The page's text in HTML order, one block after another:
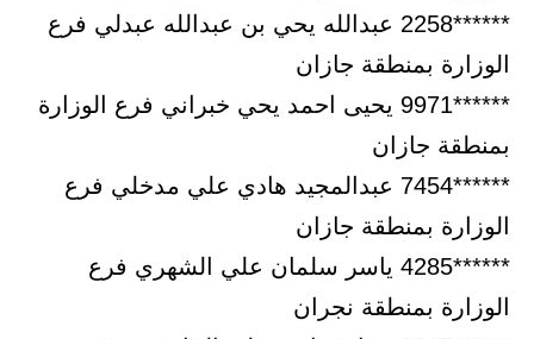
******2258 عبدالله يحي بن عبدالله عبدلي فرع
الوزارة بمنطقة جازان
******9971 يحيى احمد يحي خبراني فرع الوزارة
بمنطقة جازان
******7454 عبدالمجيد هادي علي مدخلي فرع
الوزارة بمنطقة جازان
******4285 ياسر سلمان علي الشهري فرع
الوزارة بمنطقة نجران